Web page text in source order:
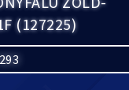
(127225)